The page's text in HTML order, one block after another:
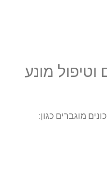
וטיפול מונע
מוגברים כגון: